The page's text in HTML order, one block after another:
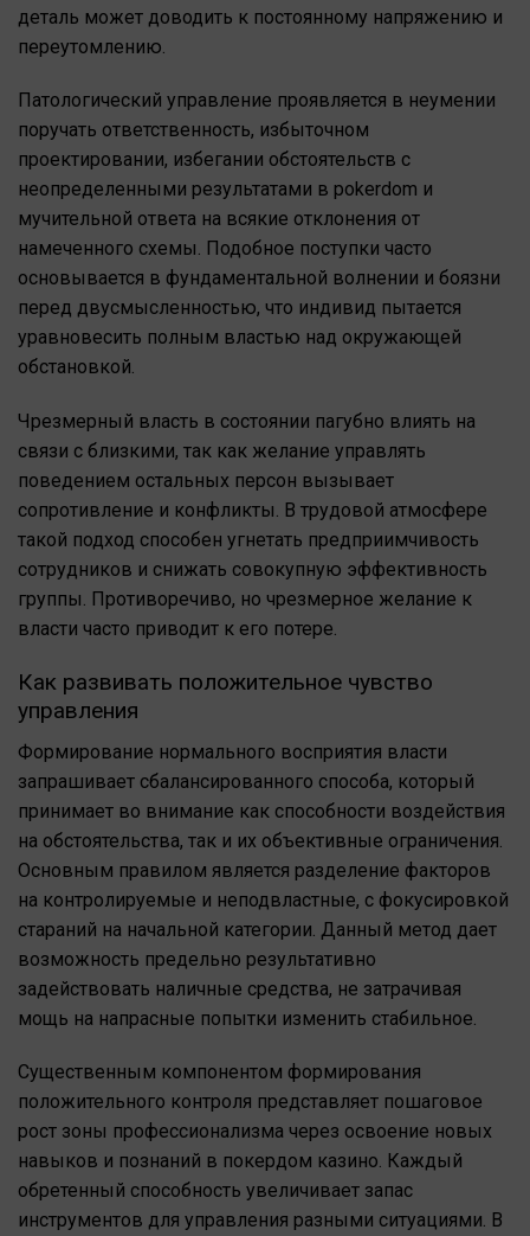
деталь может доводить к постоянному напряжению и
переутомлению.
Патологический управление проявляется в неумении
поручать ответственность, избыточном
проектировании, избегании обстоятельств с
неопределенными результатами в pokerdom и
мучительной ответа на всякие отклонения от
намеченного схемы. Подобное поступки часто
основывается в фундаментальной волнении и боязни
перед двусмысленностью, что индивид пытается
уравновесить полным властью над окружающей
обстановкой.
Чрезмерный власть в состоянии пагубно влиять на
связи с близкими, так как желание управлять
поведением остальных персон вызывает
сопротивление и конфликты. В трудовой атмосфере
такой подход способен угнетать предприимчивость
сотрудников и снижать совокупную эффективность
группы. Противоречиво, но чрезмерное желание к
власти часто приводит к его потере.
Как развивать положительное чувство
управления
Формирование нормального восприятия власти
запрашивает сбалансированного способа, который
принимает во внимание как способности воздействия
на обстоятельства, так и их объективные ограничения.
Основным правилом является разделение факторов
на контролируемые и неподвластные, с фокусировкой
стараний на начальной категории. Данный метод дает
возможность предельно результативно
задействовать наличные средства, не затрачивая
мощь на напрасные попытки изменить стабильное.
Существенным компонентом формирования
положительного контроля представляет пошаговое
рост зоны профессионализма через освоение новых
навыков и познаний в покердом казино. Каждый
обретенный способность увеличивает запас
инструментов для управления разными ситуациями. В